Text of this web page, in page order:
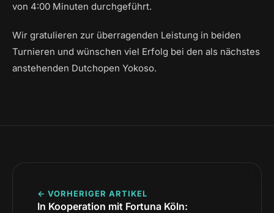
von 4:00 Minuten durchgeführt.
Wir gratulieren zur überragenden Leistung in beiden
Turnieren und wünschen viel Erfolg bei den als nächstes
anstehenden Dutchopen Yokoso.
← VORHERIGER ARTIKEL
In Kooperation mit Fortuna Köln: